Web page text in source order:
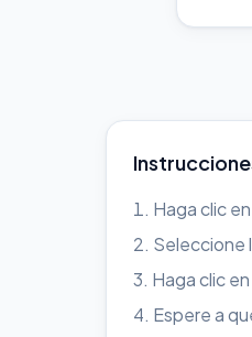
Haga clic
Seleccione
Haga clic
Espere a